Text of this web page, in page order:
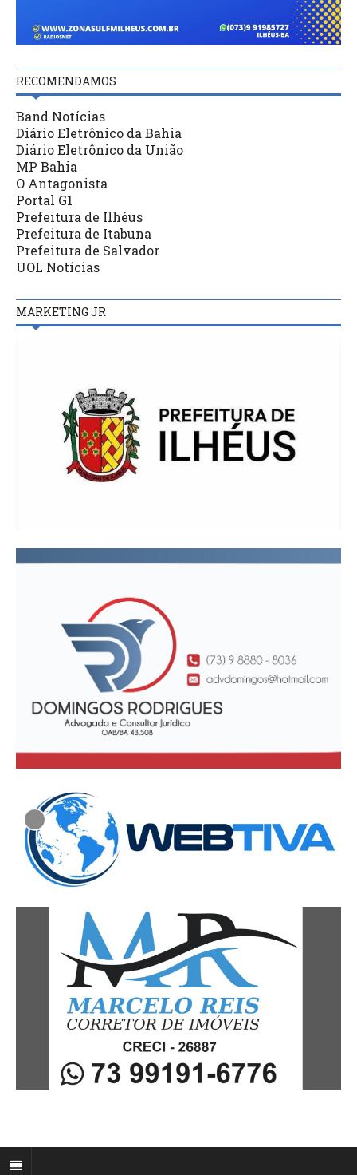
RECOMENDAMOS
Band Notícias
Diário Eletrônico da Bahia
Diário Eletrônico da União
MP Bahia
O Antagonista
Portal G1
Prefeitura de Ilhéus
Prefeitura de Itabuna
Prefeitura de Salvador
UOL Notícias
MARKETING JR